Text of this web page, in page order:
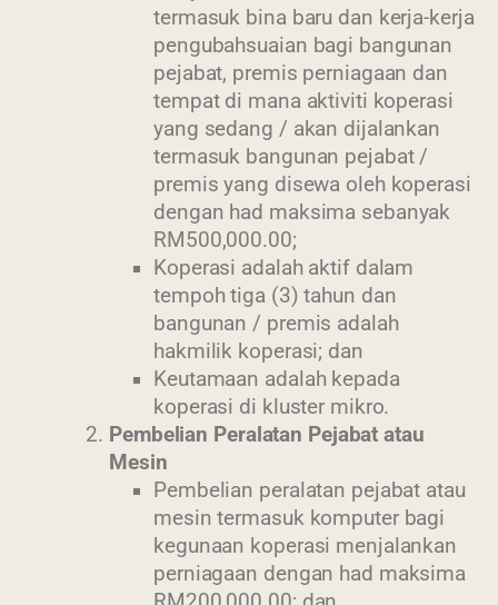
termasuk bina baru dan kerja-kerja
pengubahsuaian bagi bangunan
pejabat, premis perniagaan dan
tempat di mana aktiviti koperasi
yang sedang / akan dijalankan
termasuk bangunan pejabat /
premis yang disewa oleh koperasi
dengan had maksima sebanyak
RM500,000.00;
Koperasi adalah aktif dalam
tempoh tiga (3) tahun dan
bangunan / premis adalah
hakmilik koperasi; dan
Keutamaan adalah kepada
koperasi di kluster mikro.
Pembelian Peralatan Pejabat atau
Mesin
Pembelian peralatan pejabat atau
mesin termasuk komputer bagi
kegunaan koperasi menjalankan
perniagaan dengan had maksima